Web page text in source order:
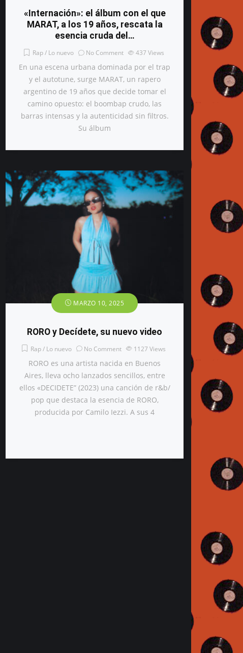
«Internación»: el álbum con el que
MARAT, a los 19 años, rescata la
esencia cruda del…
Rap / Lo nuevo No Comment 437 Views
En una escena urbana dominada por el trap
y el autotune, surge MARAT, un rapero
argentino de 19 años que decide tomar el
camino opuesto: el boombap crudo, las
barras intensas y la autenticidad sin filtros.
Su álbum
MARZO 10, 2025
RORO y Decídete, su nuevo video
Rap / Lo nuevo No Comment 1127 Views
RORO es una artista nacida en Buenos
Aires, lleva ocho lanzados sencillos, entre
ellos «DECIDETE” (2023) una canción de r&b/
pop que destaca la esencia de RORO,
producida por Camilo Iezzi. A sus 4